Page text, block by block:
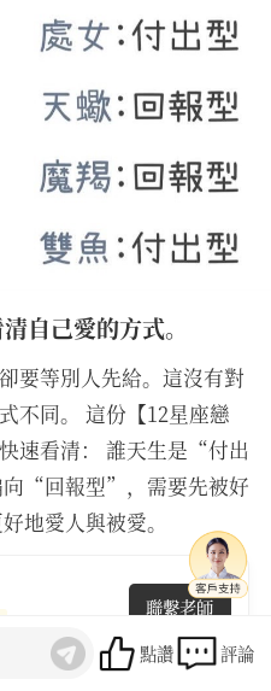
自己愛的方式。
要等別人先給。這沒有對
不同。 這份【12星座戀
速看清： 誰天生是“付出
“回報型”，需要先被好
地愛人與被愛。
聯繫老師
點讚
評論